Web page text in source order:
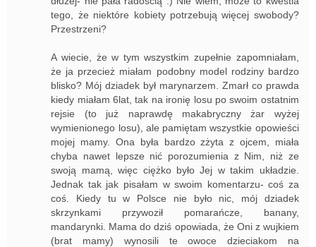
tego, że niektóre kobiety potrzebują więcej swobody?
Przestrzeni?
A wiecie, że w tym wszystkim zupełnie zapomniałam,
że ja przecież miałam podobny model rodziny bardzo
blisko? Mój dziadek był marynarzem. Zmarł co prawda
kiedy miałam 6lat, tak na ironię losu po swoim ostatnim
rejsie (to już naprawdę makabryczny żar wyżej
wymienionego losu), ale pamiętam wszystkie opowieści
mojej mamy. Ona była bardzo zżyta z ojcem, miała
chyba nawet lepsze nić porozumienia z Nim, niż ze
swoją mamą, więc ciężko było Jej w takim układzie.
Jednak tak jak pisałam w swoim komentarzu- coś za
coś. Kiedy tu w Polsce nie było nic, mój dziadek
skrzynkami przywoził pomarańcze, banany,
mandarynki. Mama do dziś opowiada, że Oni z wujkiem
(brat mamy) wynosili te owoce dzieciakom na